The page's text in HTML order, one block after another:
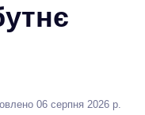
06 серпня 2026 р.